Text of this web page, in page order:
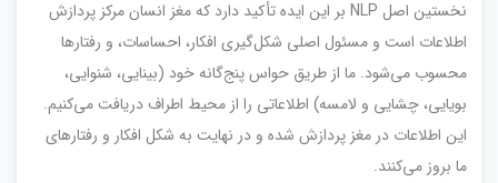
نخستین اصل NLP بر این ایده تأکید دارد که مغز انسان مرکز پردازش
اطلاعات است و مسئول اصلی شکل‌گیری افکار، احساسات، و رفتارها
محسوب می‌شود. ما از طریق حواس پنج‌گانه خود (بینایی، شنوایی،
بویایی، چشایی و لامسه) اطلاعاتی را از محیط اطراف دریافت می‌کنیم.
این اطلاعات در مغز پردازش شده و در نهایت به شکل افکار و رفتارهای
ما بروز می‌کنند.